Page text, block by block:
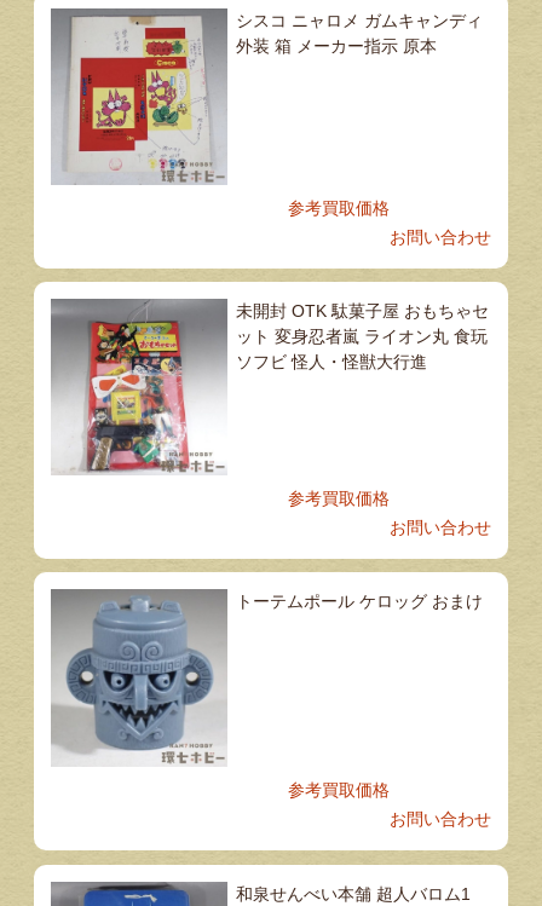
シスコ ニャロメ ガムキャンディ
外装 箱 メーカー指示 原本
参考買取価格
お問い合わせ
未開封 OTK 駄菓子屋 おもちゃセ
ット 変身忍者嵐 ライオン丸 食玩
ソフビ 怪人・怪獣大行進
参考買取価格
お問い合わせ
トーテムポール ケロッグ おまけ
参考買取価格
お問い合わせ
和泉せんべい本舗 超人バロム1